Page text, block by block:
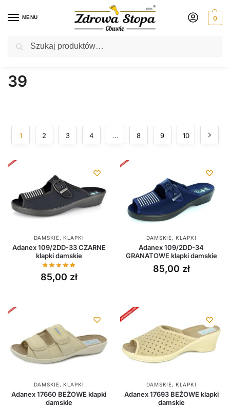
MENU 0
Rabat ⚡ 5% kod: ZDROWASTOPA (na obuwie poza promocją)
39
1 2 3 4 … 8 9 10
DAMSKIE,KLAPKI
Adanex 109/2DD-33 CZARNE
klapki damskie
85,00 zł
DAMSKIE,KLAPKI
Adanex 109/2DD-34
GRANATOWE klapki damskie
85,00 zł
DAMSKIE,KLAPKI
Adanex 17660 BEŻOWE klapki
damskie
DAMSKIE,KLAPKI
Adanex 17693 BEŻOWE klapki
damskie